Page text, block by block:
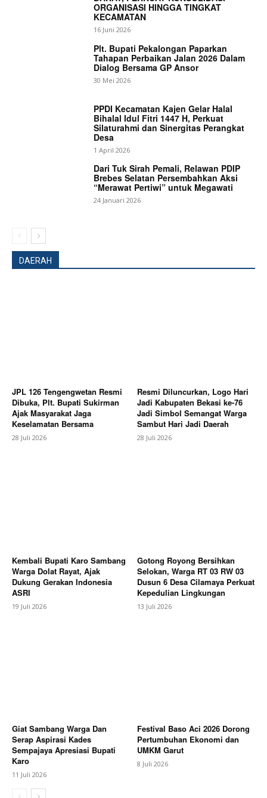
Company
Dukung Inovasi Anak Muda Mengatasi
Sampah dan Ketahanan Pangan, Danrem
072/Pamungkas Terima Audiensi Lestari Bumi
ORGANISASI HINGGA TINGKAT
KECAMATAN
16 Juni 2026
Plt. Bupati Pekalongan Paparkan
Tahapan Perbaikan Jalan 2026 Dalam
Dialog Bersama GP Ansor
30 Mei 2026
PPDI Kecamatan Kajen Gelar Halal
Bihalal Idul Fitri 1447 H, Perkuat
Silaturahmi dan Sinergitas Perangkat
Desa
1 April 2026
Dari Tuk Sirah Pemali, Relawan PDIP
Brebes Selatan Persembahkan Aksi
“Merawat Pertiwi” untuk Megawati
24 Januari 2026
DAERAH
JPL 126 Tengengwetan Resmi
Dibuka, Plt. Bupati Sukirman
Ajak Masyarakat Jaga
Keselamatan Bersama
28 Juli 2026
Resmi Diluncurkan, Logo Hari
Jadi Kabupaten Bekasi ke-76
Jadi Simbol Semangat Warga
Sambut Hari Jadi Daerah
28 Juli 2026
Kembali Bupati Karo Sambang
Warga Dolat Rayat, Ajak
Dukung Gerakan Indonesia
ASRI
19 Juli 2026
Gotong Royong Bersihkan
Selokan, Warga RT 03 RW 03
Dusun 6 Desa Cilamaya Perkuat
Kepedulian Lingkungan
13 Juli 2026
Giat Sambang Warga Dan
Serap Aspirasi Kades
Sempajaya Apresiasi Bupati
Karo
11 Juli 2026
Festival Baso Aci 2026 Dorong
Pertumbuhan Ekonomi dan
UMKM Garut
8 Juli 2026